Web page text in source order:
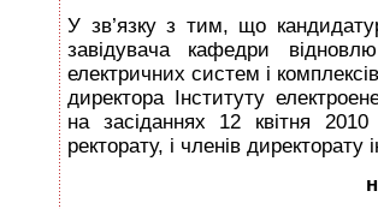
У зв’язку з тим, що
завідувача кафедри
електричних систем і
директора Інституту
на засіданнях 12 квітня
ректорату, і членів директорату